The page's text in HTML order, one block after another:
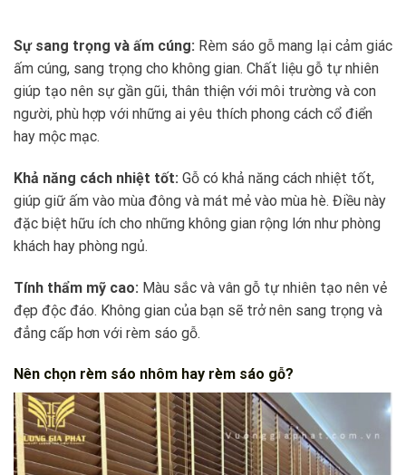
Sự sang trọng và ấm cúng: Rèm sáo gỗ mang lại cảm giác
ấm cúng, sang trọng cho không gian. Chất liệu gỗ tự nhiên
giúp tạo nên sự gần gũi, thân thiện với môi trường và con
người, phù hợp với những ai yêu thích phong cách cổ điển
hay mộc mạc.
Khả năng cách nhiệt tốt: Gỗ có khả năng cách nhiệt tốt,
giúp giữ ấm vào mùa đông và mát mẻ vào mùa hè. Điều này
đặc biệt hữu ích cho những không gian rộng lớn như phòng
khách hay phòng ngủ.
Tính thẩm mỹ cao: Màu sắc và vân gỗ tự nhiên tạo nên vẻ
đẹp độc đáo. Không gian của bạn sẽ trở nên sang trọng và
đẳng cấp hơn với rèm sáo gỗ.
Nên chọn rèm sáo nhôm hay rèm sáo gỗ?